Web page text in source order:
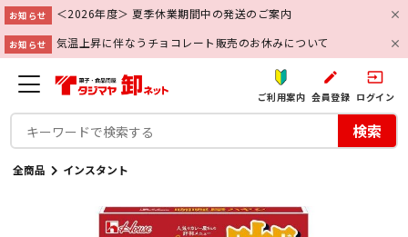
お知らせ ＜2026年度＞ 夏季休業期間中の発送のご案内
お知らせ 気温上昇に伴なうチョコレート販売のお休みについて
ご利用案内
create
会員登録
input
ログイン
検索
全商品 インスタント